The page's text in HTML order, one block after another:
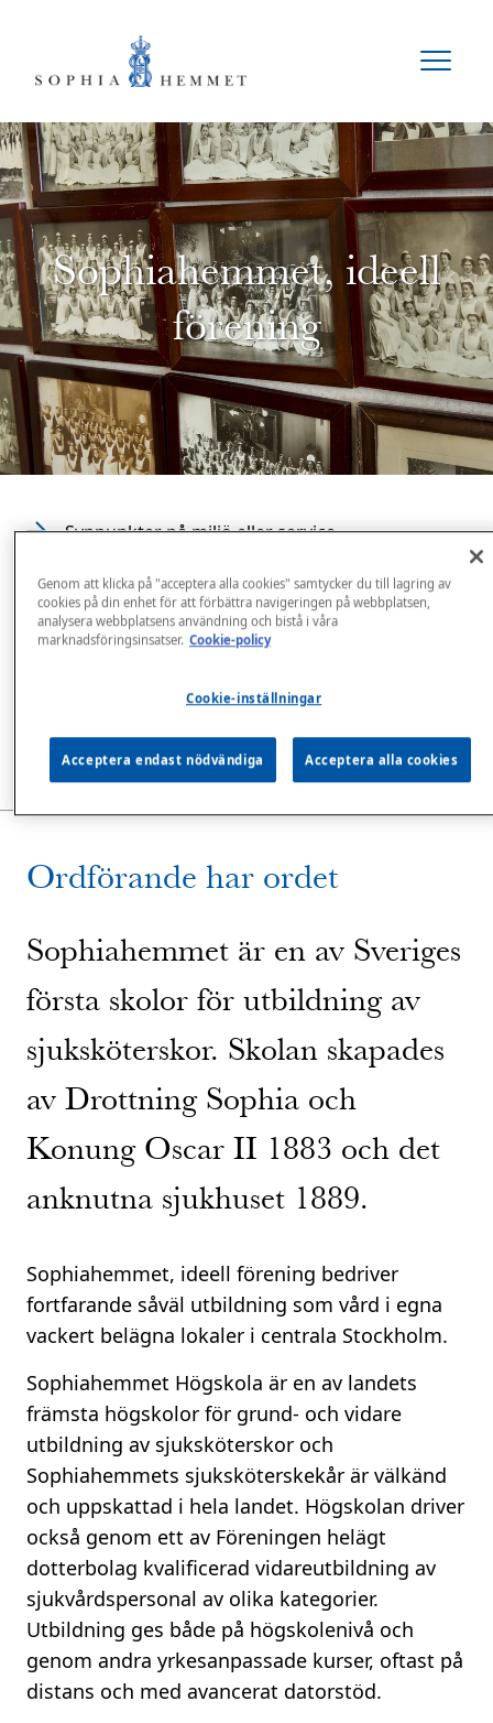
Sophiahemmet, ideell
förening
Synpunkter på miljö eller service
Medlem
Integritetspolicy
E-faktura
Ordförande har ordet
Sophiahemmet är en av Sveriges
första skolor för utbildning av
sjuksköterskor. Skolan skapades
av Drottning Sophia och
Konung Oscar II 1883 och det
anknutna sjukhuset 1889.
Sophiahemmet, ideell förening bedriver
fortfarande såväl utbildning som vård i egna
vackert belägna lokaler i centrala Stockholm.
Sophiahemmet Högskola är en av landets
främsta högskolor för grund- och vidare
utbildning av sjuksköterskor och
Sophiahemmets sjuksköterskekår är välkänd
och uppskattad i hela landet. Högskolan driver
också genom ett av Föreningen helägt
dotterbolag kvalificerad vidareutbildning av
sjukvårdspersonal av olika kategorier.
Utbildning ges både på högskolenivå och
genom andra yrkesanpassade kurser, oftast på
distans och med avancerat datorstöd.
Genom att klicka på "acceptera alla cookies" samtycker du till lagring av
cookies på din enhet för att förbättra navigeringen på webbplatsen,
analysera webbplatsens användning och bistå i våra
marknadsföringsinsatser. Cookie-policy
Cookie-inställningar
Acceptera endast nödvändiga Acceptera alla cookies